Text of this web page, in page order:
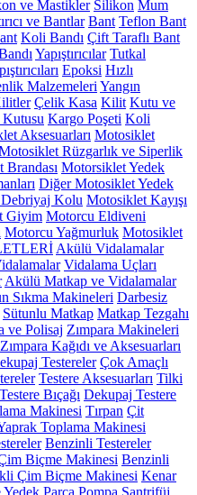
ve Mastikler Silikon Mum
ve Bantlar Bant Teflon Bant
Koli Bandı Çift Taraflı Bant
Yapıştırıcılar Tutkal
Epoksi Hızlı
Malzemeleri Yangın
Çelik Kasa Kilit Kutu ve
Kargo Poşeti Koli
Aksesuarları Motosiklet
Rüzgarlık ve Siperlik
Motorsiklet Yedek
Diğer Motosiklet Yedek
Kolu Motosiklet Kayışı
Giyim Motorcu Eldiveni
Motorcu Yağmurluk Motosiklet
Akülü Vidalamalar
Vidalama Uçları
Akülü Matkap ve Vidalamalar
Sıkma Makineleri Darbesiz
Sütunlu Matkap Matkap Tezgahı
ve Polisaj Zımpara Makineleri
Zımpara Kağıdı ve Aksesuarları
Testereler Çok Amaçlı
Testere Aksesuarları Tilki
Bıçağı Dekupaj Testere
Makinesi Tırpan Çit
Toplama Makinesi
Benzinli Testereler
Biçme Makinesi Benzinli
Çim Biçme Makinesi Kenar
Parça Pompa Santrifüj